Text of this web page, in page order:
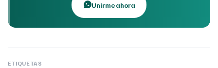
Unirme ahora
ETIQUETAS